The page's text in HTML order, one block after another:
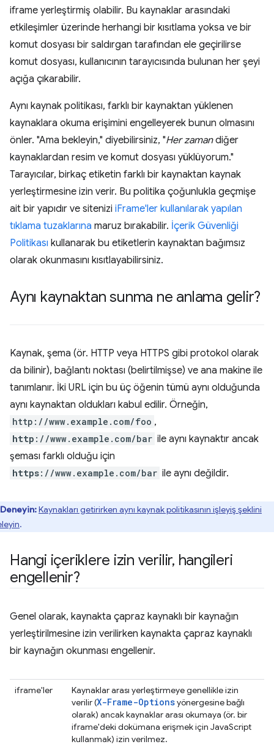
iframe yerleştirmiş olabilir. Bu kaynaklar arasındaki
etkileşimler üzerinde herhangi bir kısıtlama yoksa ve bir
komut dosyası bir saldırgan tarafından ele geçirilirse
komut dosyası, kullanıcının tarayıcısında bulunan her şeyi
açığa çıkarabilir.
Aynı kaynak politikası, farklı bir kaynaktan yüklenen
kaynaklara okuma erişimini engelleyerek bunun olmasını
önler. "Ama bekleyin," diyebilirsiniz, "Her zamandiğer
kaynaklardan resim ve komut dosyası yüklüyorum."
Tarayıcılar, birkaç etiketin farklı bir kaynaktan kaynak
yerleştirmesine izin verir. Bu politika çoğunlukla geçmişe
ait bir yapıdır ve sitenizi iFrame'ler kullanılarak yapılan
tıklama tuzaklarına maruz bırakabilir. İçerik Güvenliği
Politikası kullanarak bu etiketlerin kaynaktan bağımsız
olarak okunmasını kısıtlayabilirsiniz.
Aynı kaynaktan sunma ne anlama gelir?
Kaynak, şema (ör. HTTP veya HTTPS gibi protokol olarak
da bilinir), bağlantı noktası (belirtilmişse) ve ana makine ile
tanımlanır. İki URL için bu üç öğenin tümü aynı olduğunda
aynı kaynaktan oldukları kabul edilir. Örneğin,
http://www.example.com/foo ,
http ://www.example.com/bar ile aynı kaynaktır ancak
şeması farklı olduğu için
https://www.example.com/bar ile aynı değildir.
Deneyin:Kaynakları getirirken aynı kaynak politikasının işleyiş şeklini
.
Hangi içeriklere izin verilir, hangileri
engellenir?
Genel olarak, kaynakta çapraz kaynaklı bir kaynağın
yerleştirilmesine izin verilirken kaynakta çapraz kaynaklı
bir kaynağın okunması engellenir.
iframe'ler
Kaynaklar arası yerleştirmeye genellikle izin
verilir (X-Frame-Optionsyönergesine bağlı
olarak) ancak kaynaklar arası okumaya (ör. bir
iframe'deki dokümana erişmek için JavaScript
kullanmak) izin verilmez.